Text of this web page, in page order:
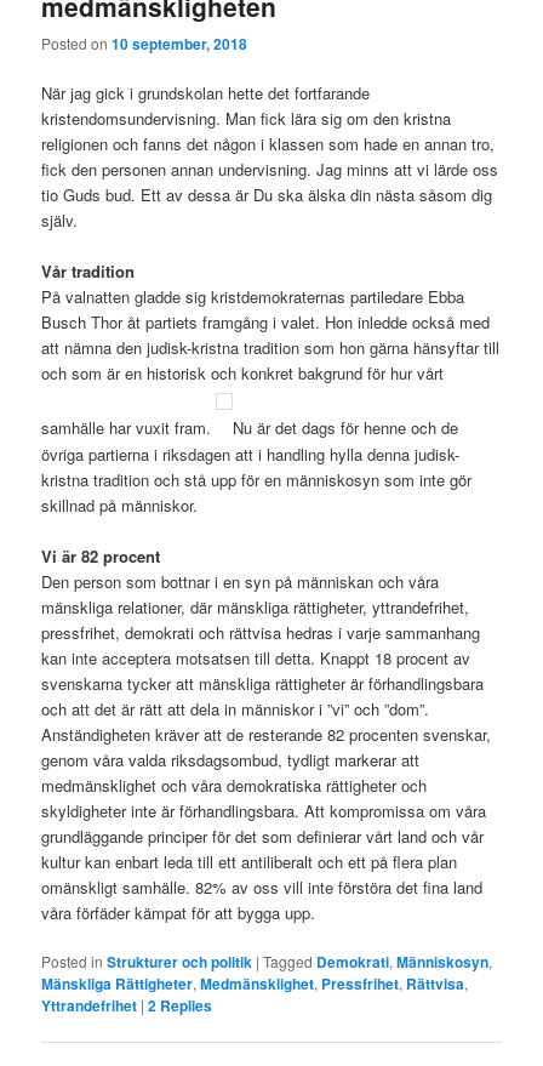
Posted on10 september, 2018
När jag gick i grundskolan hette det fortfarande
kristendomsundervisning. Man fick lära sig om den kristna
religionen och fanns det någon i klassen som hade en annan tro,
fick den personen annan undervisning. Jag minns att vi lärde oss
tio Guds bud. Ett av dessa är Du ska älska din nästa såsom dig
själv.
Vår tradition
På valnatten gladde sig kristdemokraternas partiledare Ebba
Busch Thor åt partiets framgång i valet. Hon inledde också med
att nämna den judisk-kristna tradition som hon gärna hänsyftar till
och som är en historisk och konkret bakgrund för hur vårt
samhälle har vuxit fram.
Nu är det dags för henne och de
övriga partierna i riksdagen att i handling hylla denna judisk-
kristna tradition och stå upp för en människosyn som inte gör
skillnad på människor.
Vi är 82 procent
Den person som bottnar i en syn på människan och våra
mänskliga relationer, där mänskliga rättigheter, yttrandefrihet,
pressfrihet, demokrati och rättvisa hedras i varje sammanhang
kan inte acceptera motsatsen till detta. Knappt 18 procent av
svenskarna tycker att mänskliga rättigheter är förhandlingsbara
och att det är rätt att dela in människor i ”vi” och ”dom”.
Anständigheten kräver att de resterande 82 procenten svenskar,
genom våra valda riksdagsombud, tydligt markerar att
medmänsklighet och våra demokratiska rättigheter och
skyldigheter inte är förhandlingsbara. Att kompromissa om våra
grundläggande principer för det som definierar vårt land och vår
kultur kan enbart leda till ett antiliberalt och ett på flera plan
omänskligt samhälle. 82% av oss vill inte förstöra det fina land
våra förfäder kämpat för att bygga upp.
Posted in Strukturer och politik |Tagged Demokrati,Människosyn,
Mänskliga Rättigheter,Medmänsklighet, Pressfrihet, Rättvisa,
Yttrandefrihet |2 Replies